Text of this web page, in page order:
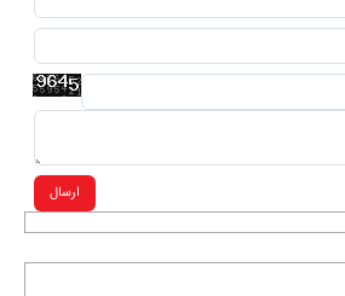
ارسال